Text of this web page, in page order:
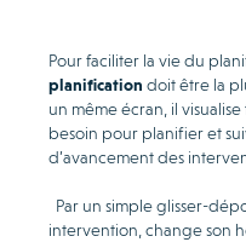
Pour faciliter la vie du
planification doit être la
un même écran, il
besoin pour planifier et
d’avancement des
Par un simple glisser-
intervention, change son